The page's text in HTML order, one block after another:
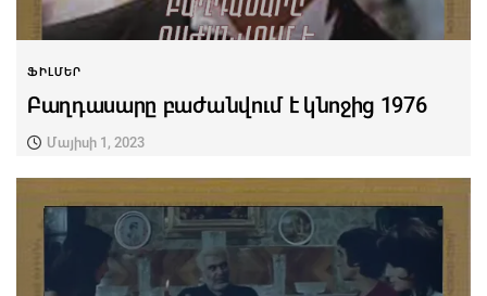
ՖԻԼՄԵՐ
Բաղդասարը բաժանվում է կնոջից 1976
Մայիսի 1, 2023